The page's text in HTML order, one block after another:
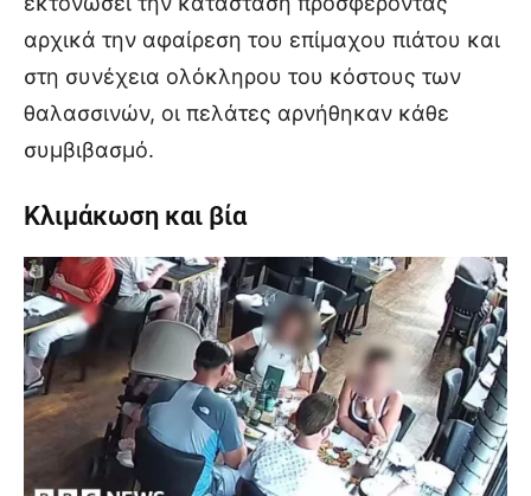
αρχικά την αφαίρεση του επίμαχου πιάτου και
στη συνέχεια ολόκληρου του κόστους των
θαλασσινών, οι πελάτες αρνήθηκαν κάθε
συμβιβασμό.
Κλιμάκωση και βία